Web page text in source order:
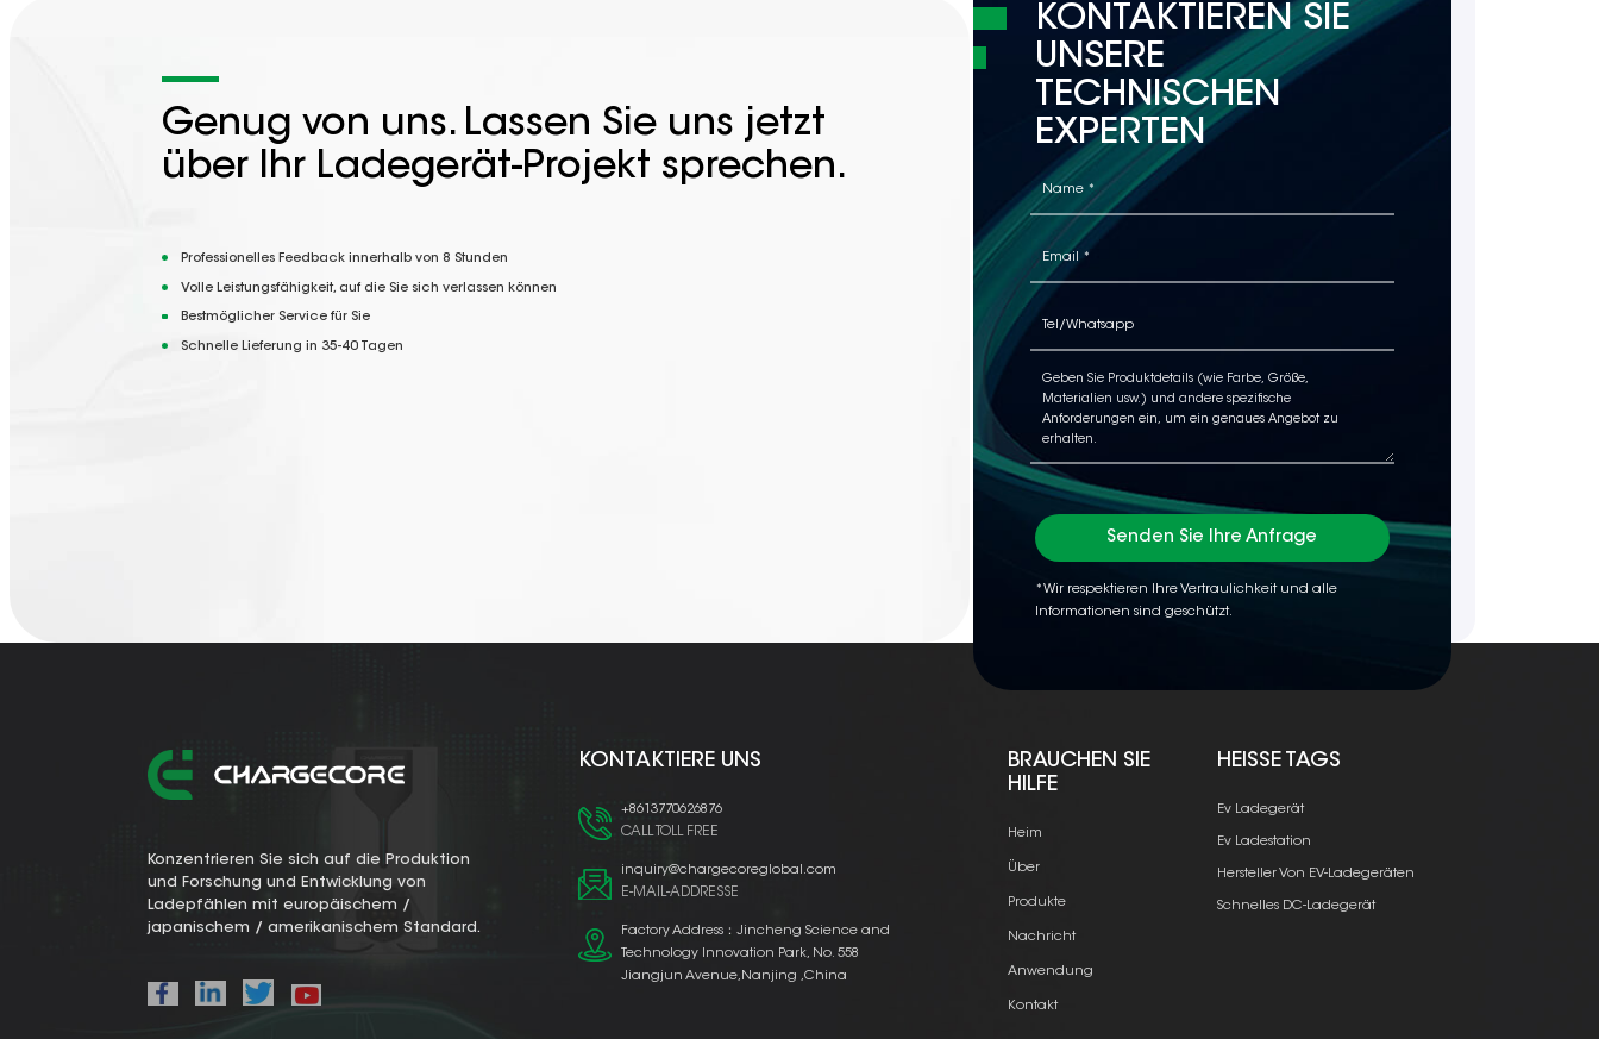
Genug von uns. Lassen Sie uns jetzt
über Ihr Ladegerät-Projekt sprechen.
Professionelles Feedback innerhalb von 8 Stunden
Volle Leistungsfähigkeit, auf die Sie sich verlassen können
Bestmöglicher Service für Sie
Schnelle Lieferung in 35-40 Tagen
KONTAKTIEREN SIE
UNSERE
TECHNISCHEN
EXPERTEN
Senden Sie Ihre Anfrage
*Wir respektieren Ihre Vertraulichkeit und alle
Informationen sind geschützt.
Konzentrieren Sie sich auf die Produktion
und Forschung und Entwicklung von
Ladepfählen mit europäischem /
japanischem / amerikanischem Standard.
KONTAKTIERE UNS
+8613770626876
CALL TOLL FREE
inquiry@chargecoreglobal.com
E-MAIL-ADDRESSE
Factory Address：Jincheng Science and
Technology Innovation Park, No. 558
Jiangjun Avenue,Nanjing ,China
BRAUCHEN SIE
HILFE
Heim
Über
Produkte
Nachricht
Anwendung
Kontakt
HEISSE TAGS
Ev Ladegerät
Ev Ladestation
Hersteller Von EV-Ladegeräten
Schnelles DC-Ladegerät